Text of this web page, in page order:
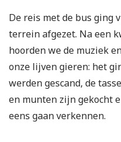
De reis met de bus ging
terrein afgezet. Na een
hoorden we de muziek
onze lijven gieren: het
werden gescand, de
en munten zijn gekocht
eens gaan verkennen.